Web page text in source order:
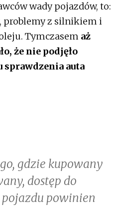
wady pojazdów, to:
problemy z silnikiem i
Tymczasem aż
że nie podjęło
auta
gdzie kupowany
dostęp do
powinien